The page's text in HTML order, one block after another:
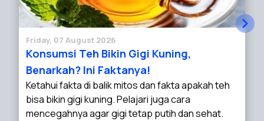
Friday, 07 August 2026
Konsumsi Teh Bikin Gigi Kuning,
Benarkah? Ini Faktanya!
Ketahui fakta di balik mitos dan fakta apakah teh
bisa bikin gigi kuning. Pelajari juga cara
mencegahnya agar gigi tetap putih dan sehat.